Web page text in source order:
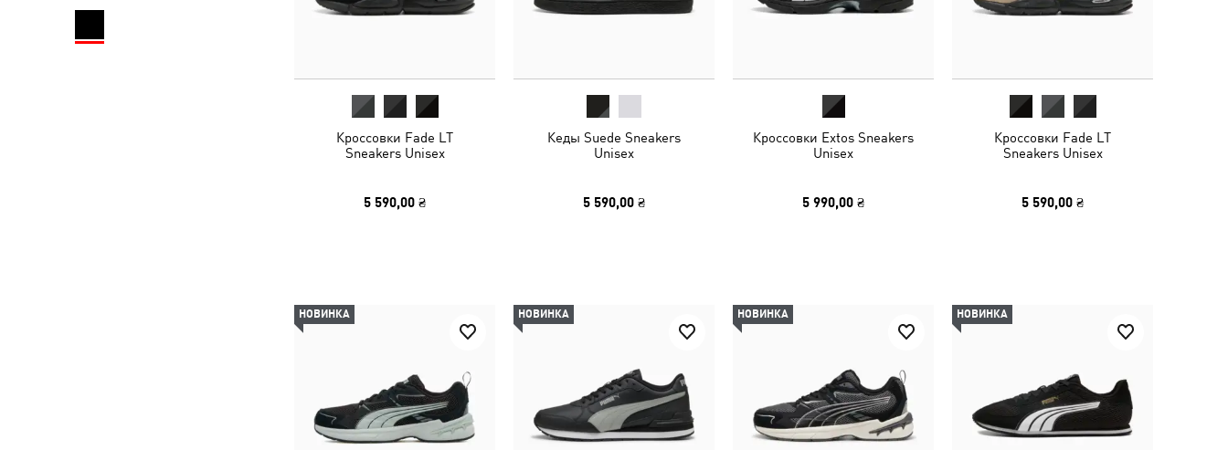
Кроссовки Fade LT
Sneakers Unisex
5 590,00 ₴
Кеды Suede Sneakers
Unisex
5 590,00 ₴
Кроссовки Extos Sneakers
Unisex
5 990,00 ₴
Кроссовки Fade LT
Sneakers Unisex
5 590,00 ₴
НОВИНКА НОВИНКА НОВИНКА НОВИНКА